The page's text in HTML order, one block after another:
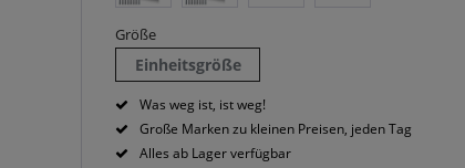
Größe
Einheitsgröße
Was weg ist, ist weg!
Große Marken zu kleinen Preisen, jeden Tag
Alles ab Lager verfügbar